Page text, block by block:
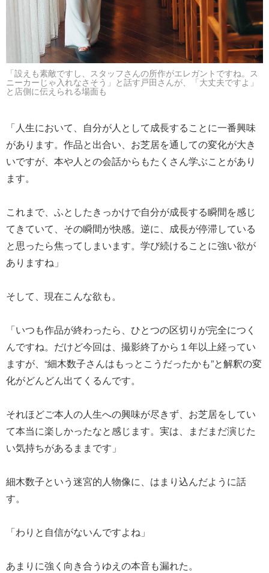
「設えも素敵ですし、スタッフさんの所作がエレガントですね。ス
ニーカーじゃ入れなさそう」と話す戸田さんが、「大丈夫ですよ」
と店側に伝えられる場面も
「人生において、自分が人として成長することに一番興味
があります。作品と出合い、お芝居を通しての変化が大き
いですが、本や人との会話からもたくさん学ぶことがあり
ます。
これまで、ふとしたきっかけで自分が成長する瞬間を感じ
てきていて、その瞬間が快感。逆に、成長が停滞している
と思ったら焦ってしまいます。学び続けることに強い欲が
ありますね」
そして、現在こんな欲も。
「いつも作品が終わったら、ひとつの区切りが完全につく
んですね。だけど今回は、撮影終了から１年以上経ってい
ますが、“細木数子さんはもっとこうだったかも”と解釈の変
化がどんどん出てくるんです。
それほどご本人の人生への興味が尽きず、お芝居をしてい
て本当に楽しかったなと感じます。実は、まだまだ演じた
い気持ちがあるままです」
細木数子という迷宮的人物像に、はまり込んだように話
す。
「わりと自信がないんですよね」
あまりに強く向き合うゆえの本音も漏れた。